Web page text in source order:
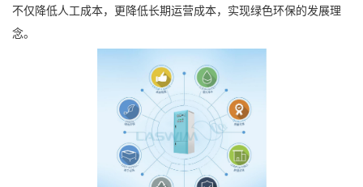
不仅降低人工成本，更降低长期运营成本，实现绿色环保的发展理
念。